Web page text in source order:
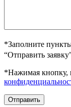
*Заполните
“Отправить
*Нажимая кнопку,
Отправить